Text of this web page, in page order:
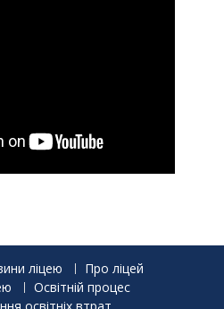
ліцею
Про ліцей
Освітній процес
освітніх втрат